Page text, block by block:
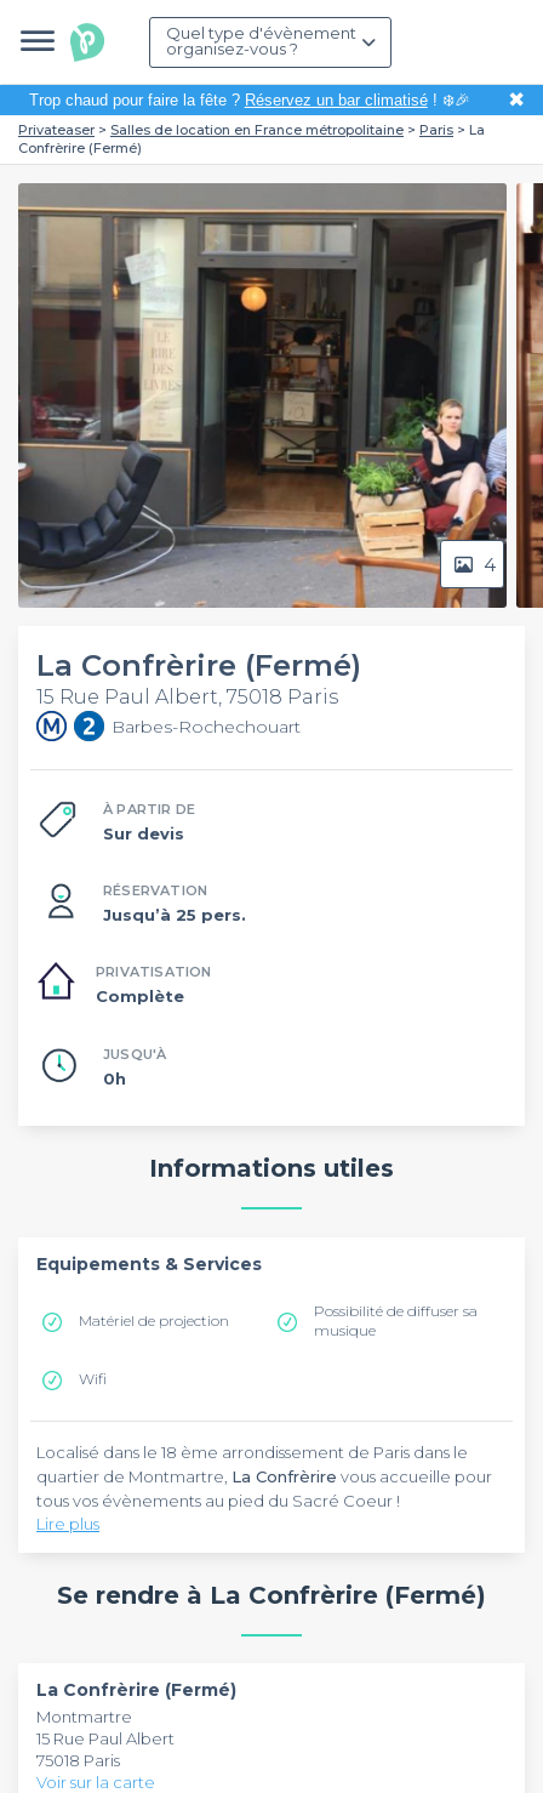
Quel type d'évènement
organisez-vous ?
Trop chaud pour faire la fête ? Réservez un bar climatisé! ❄️🎉 ✖
Privateaser Salles de location en France métropolitaine Paris
La
Confrèrire (Fermé)
4
La Confrèrire (Fermé)
15 Rue Paul Albert, 75018 Paris
Barbes-Rochechouart
À PARTIR DE
Sur devis
RÉSERVATION
Jusqu’à 25 pers.
PRIVATISATION
Complète
JUSQU'À
0h
Informations utiles
Equipements & Services
Matériel de projection
Possibilité de diffuser sa
musique
Wifi
Localisé dans le 18 ème arrondissement de Paris dans le
quartier de Montmartre, La Confrèrire vous accueille pour
tous vos évènements au pied du Sacré Coeur !
Ce petit espace cosy, d'unecapacité maximal de 30
créer un évènement qui vous ressemble, vous pouvez
mémorable.
l'établissement sur formule (forfait journée ou forfait soirée).
Pour profiter d'un cadre intimiste et vous assurer une soirée
des plus réussies, pensez à
Lire plus
Se rendre à La Confrèrire (Fermé)
La Confrèrire (Fermé)
Montmartre
15 Rue Paul Albert
75018 Paris
Voir sur la carte